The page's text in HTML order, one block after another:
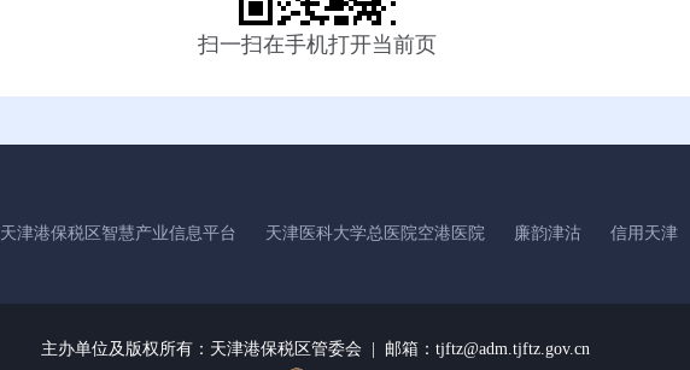
扫一扫在手机打开当前页
天津港保税区智慧产业信息平台 天津医科大学总医院空港医院 廉韵津沽 信用天津
主办单位及版权所有： 天津港保税区管委会 | 邮箱：tjftz@adm.tjftz.gov.cn